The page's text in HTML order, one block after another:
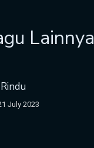
Lainnya
July 2023